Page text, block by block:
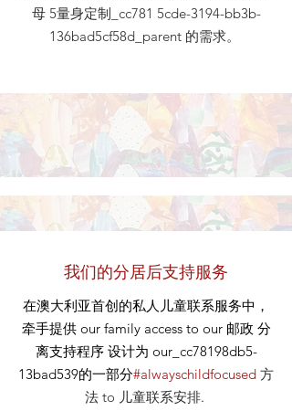
母 5量身定制_cc781 5cde-3194-bb3b-
136bad5cf58d_parent 的需求。
我们的分居后支持服务
在澳大利亚首创的私人儿童联系服务中，
牵手提供 our family access to our 邮政 分
离支持程序 设计为 our_cc78198db5-
13bad539的一部分#alwayschildfocused 方
法to 儿童联系安排.